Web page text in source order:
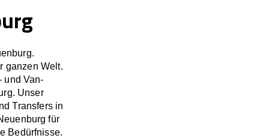
ganzen Welt.
und Van-
Unser
Transfers in
für
Bedürfnisse.